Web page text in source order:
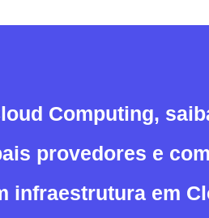
Computing,
provedores e
infraestrutura em